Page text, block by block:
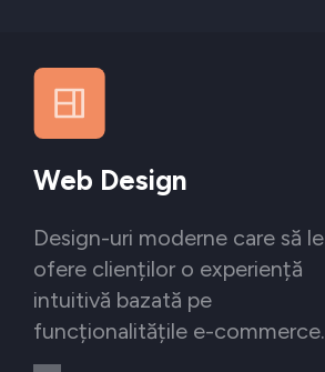
Web Design
Design-uri moderne care să le
ofere clienților o experiență
intuitivă bazată pe
funcționalitățile e-commerce.